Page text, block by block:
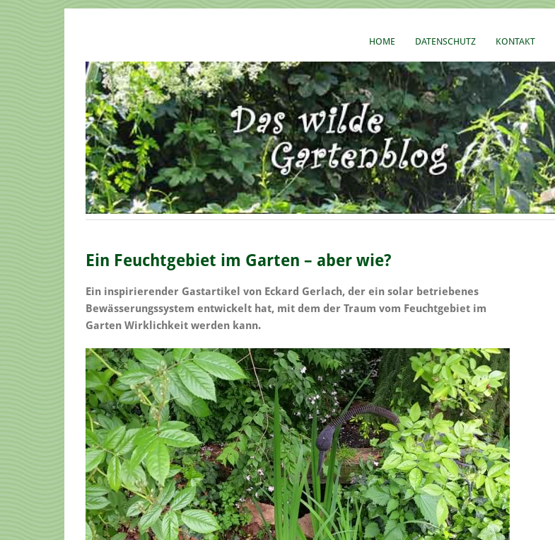
HOME DATENSCHUTZ KONTAKT
Ein Feuchtgebiet im Garten – aber wie?
Ein inspirierender Gastartikel von Eckard Gerlach, der ein solar betriebenes
Bewässerungssystem entwickelt hat, mit dem der Traum vom Feuchtgebiet im
Garten Wirklichkeit werden kann.